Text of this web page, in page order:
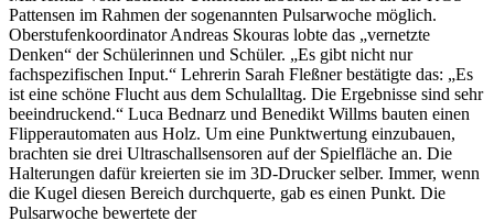
Pattensen im Rahmen der sogenannten Pulsarwoche möglich.
Oberstufenkoordinator Andreas Skouras lobte das „vernetzte
Denken“ der Schülerinnen und Schüler. „Es gibt nicht nur
fachspezifischen Input.“ Lehrerin Sarah Fleßner bestätigte das: „Es
ist eine schöne Flucht aus dem Schulalltag. Die Ergebnisse sind sehr
beeindruckend.“ Luca Bednarz und Benedikt Willms bauten einen
Flipperautomaten aus Holz. Um eine Punktwertung einzubauen,
brachten sie drei Ultraschallsensoren auf der Spielfläche an. Die
Halterungen dafür kreierten sie im 3D-Drucker selber. Immer, wenn
die Kugel diesen Bereich durchquerte, gab es einen Punkt. Die
Pulsarwoche bewertete der